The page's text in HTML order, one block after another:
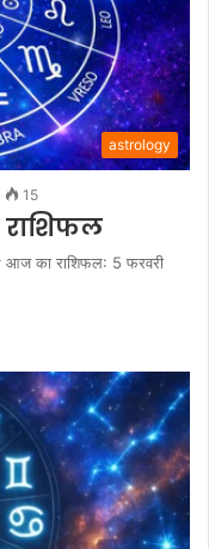
astrology
15
राशिफल
का राशिफल: 5 फरवरी